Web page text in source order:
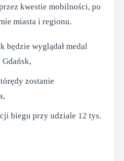
kwestie mobilności, po
miasta i regionu.
będzie wyglądał medal
Gdańsk,
zostanie
biegu przy udziale 12 tys.